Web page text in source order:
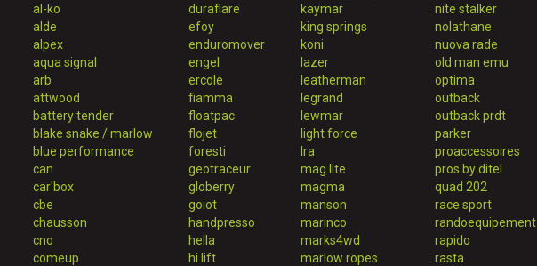
al-ko
alde
alpex
aqua signal
arb
attwood
battery tender
blake snake / marlow
blue performance
can
car'box
cbe
chausson
cno
comeup
duraflare
efoy
enduromover
engel
ercole
fiamma
floatpac
flojet
foresti
geotraceur
globerry
goiot
handpresso
hella
hi lift
kaymar
king springs
koni
lazer
leatherman
legrand
lewmar
light force
lra
mag lite
magma
manson
marinco
marks4wd
marlow ropes
nite stalker
nolathane
nuova rade
old man emu
optima
outback
outback prdt
parker
proaccessoires
pros by ditel
quad 202
race sport
randoequipement
rapido
rasta